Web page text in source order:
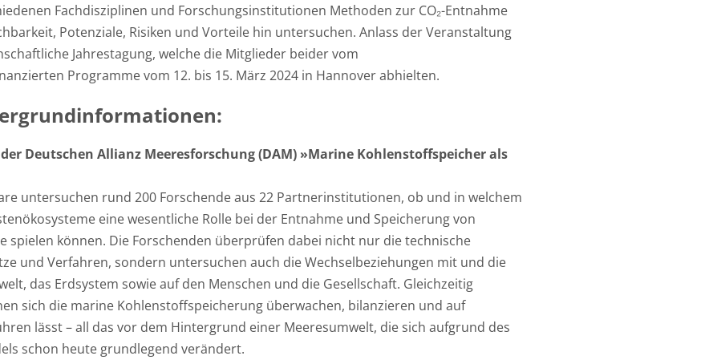
Fachdisziplinen und Forschungsinstitutionen Methoden zur CO₂-Entnahme
Potenziale, Risiken und Vorteile hin untersuchen. Anlass der Veranstaltung
Jahrestagung, welche die Mitglieder beider vom
Programme vom 12. bis 15. März 2024 in Hannover abhielten.
Deutschen Allianz Meeresforschung (DAM) »Marine Kohlenstoffspeicher als
untersuchen rund 200 Forschende aus 22 Partnerinstitutionen, ob und in welchem
eine wesentliche Rolle bei der Entnahme und Speicherung von
spielen können. Die Forschenden überprüfen dabei nicht nur die technische
und Verfahren, sondern untersuchen auch die Wechselbeziehungen mit und die
das Erdsystem sowie auf den Menschen und die Gesellschaft. Gleichzeitig
sich die marine Kohlenstoffspeicherung überwachen, bilanzieren und auf
lässt – all das vor dem Hintergrund einer Meeresumwelt, die sich aufgrund des
schon heute grundlegend verändert.